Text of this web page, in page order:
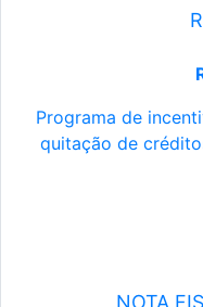
Programa de
quitação de
NOTA